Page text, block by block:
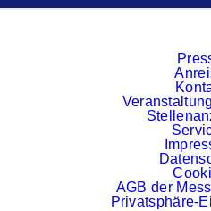
AGB der
Privatsphäre-